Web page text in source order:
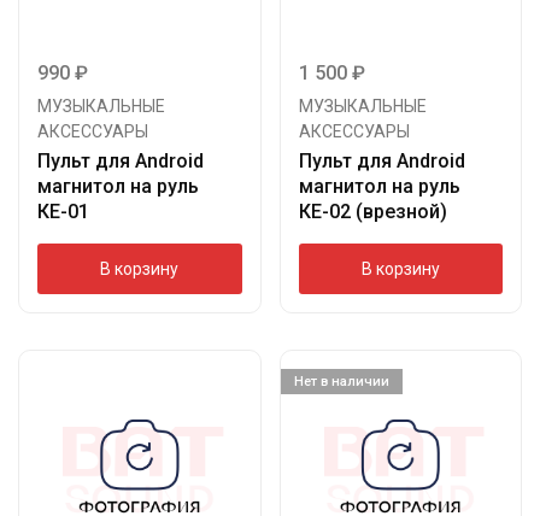
990 ₽
МУЗЫКАЛЬНЫЕ
АКСЕССУАРЫ
Пульт для Android
магнитол на руль
КЕ-01
В корзину
1 500 ₽
МУЗЫКАЛЬНЫЕ
АКСЕССУАРЫ
Пульт для Android
магнитол на руль
КЕ-02 (врезной)
В корзину
Нет в наличии